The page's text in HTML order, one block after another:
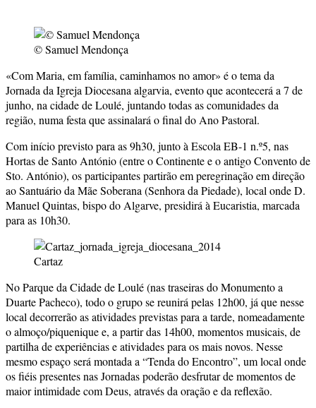
© Samuel Mendonça
«Com Maria, em família, caminhamos no amor» é o tema da
Jornada da Igreja Diocesana algarvia, evento que acontecerá a 7 de
junho, na cidade de Loulé, juntando todas as comunidades da
região, numa festa que assinalará o final do Ano Pastoral.
Com início previsto para as 9h30, junto à Escola EB-1 n.º5, nas
Hortas de Santo António (entre o Continente e o antigo Convento de
Sto. António), os participantes partirão em peregrinação em direção
ao Santuário da Mãe Soberana (Senhora da Piedade), local onde D.
Manuel Quintas, bispo do Algarve, presidirá à Eucaristia, marcada
para as 10h30.
Cartaz
No Parque da Cidade de Loulé (nas traseiras do Monumento a
Duarte Pacheco), todo o grupo se reunirá pelas 12h00, já que nesse
local decorrerão as atividades previstas para a tarde, nomeadamente
o almoço/piquenique e, a partir das 14h00, momentos musicais, de
partilha de experiências e atividades para os mais novos. Nesse
mesmo espaço será montada a “Tenda do Encontro”, um local onde
os fiéis presentes nas Jornadas poderão desfrutar de momentos de
maior intimidade com Deus, através da oração e da reflexão.